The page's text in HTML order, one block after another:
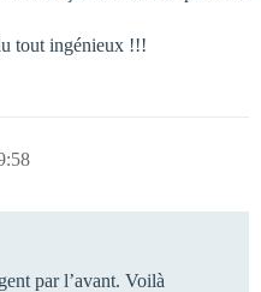
tout ingénieux !!!
par l’avant. Voilà